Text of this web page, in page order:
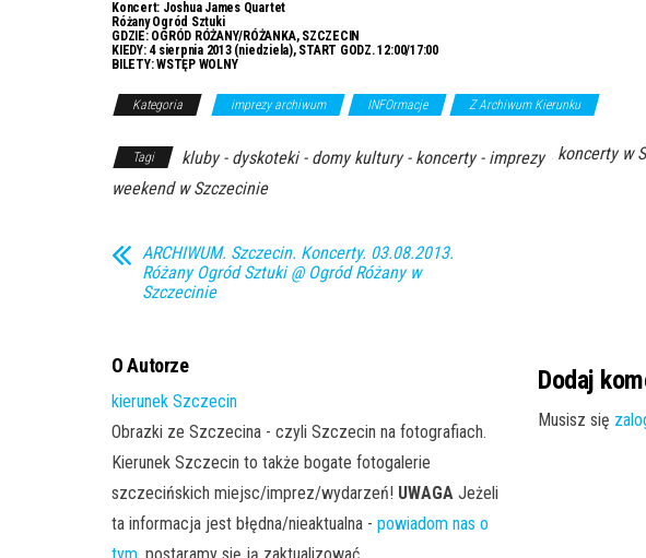
Koncert: Joshua James Quartet
Różany Ogród Sztuki
GDZIE:OGRÓD RÓŻANY/RÓŻANKA, SZCZECIN
KIEDY:4 sierpnia 2013 (niedziela), START GODZ. 12:00/17:00
BILETY:WSTĘP WOLNY
Kategoria imprezy archiwum INFOrmacje Z Archiwum Kierunku
Tagi kluby - dyskoteki - domy kultury - koncerty - imprezy koncerty w
weekend w Szczecinie
ARCHIWUM. Szczecin. Koncerty. 03.08.2013.
Różany Ogród Sztuki @ Ogród Różany w
Szczecinie
O Autorze
kierunek Szczecin
Obrazki ze Szczecina - czyli Szczecin na fotografiach.
Kierunek Szczecin to także bogate fotogalerie
szczecińskich miejsc/imprez/wydarzeń! UWAGA Jeżeli
ta informacja jest błędna/nieaktualna - powiadom nas o
Dodaj
Musisz się